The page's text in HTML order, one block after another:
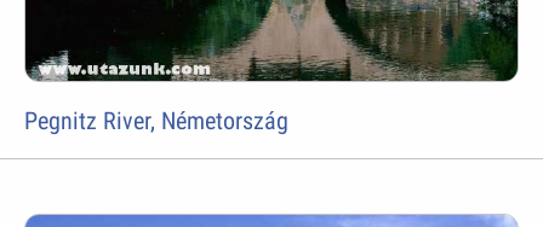
Pegnitz River, Németország